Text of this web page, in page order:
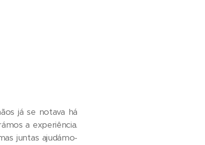
já se notava há
a experiência.
juntas ajudámo-